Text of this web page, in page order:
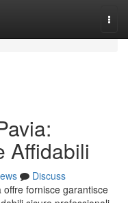
Affidabili
Discuss
fornisce garantisce